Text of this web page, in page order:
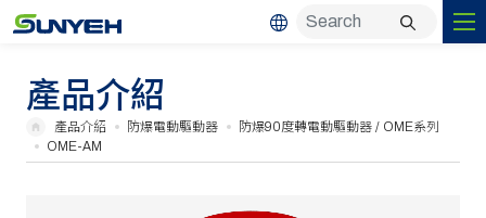
產品介紹
產品介紹 防爆電動驅動器
防爆90度轉電動驅動器 / OME系列
OME-AM